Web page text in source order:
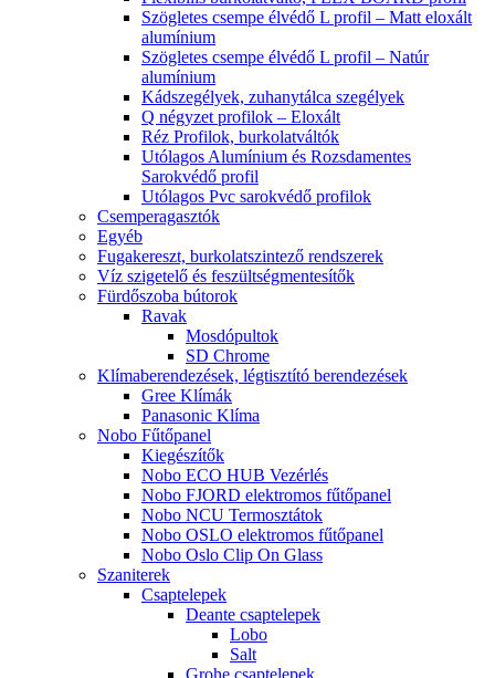
Szögletes csempe élvédő L profil – Matt eloxált
alumínium
Szögletes csempe élvédő L profil – Natúr
alumínium
Kádszegélyek, zuhanytálca szegélyek
Q négyzet profilok – Eloxált
Réz Profilok, burkolatváltók
Utólagos Alumínium és Rozsdamentes
Sarokvédő profil
Utólagos Pvc sarokvédő profilok
Csemperagasztók
Egyéb
Fugakereszt, burkolatszintező rendszerek
Víz szigetelő és feszültségmentesítők
Fürdőszoba bútorok
Ravak
Mosdópultok
SD Chrome
Klímaberendezések, légtisztító berendezések
Gree Klímák
Panasonic Klíma
Nobo Fűtőpanel
Kiegészítők
Nobo ECO HUB Vezérlés
Nobo FJORD elektromos fűtőpanel
Nobo NCU Termosztátok
Nobo OSLO elektromos fűtőpanel
Nobo Oslo Clip On Glass
Szaniterek
Csaptelepek
Deante csaptelepek
Lobo
Salt
Grohe csaptelepek